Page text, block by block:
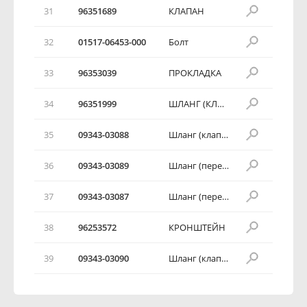
31 96351689 КЛАПАН
32 01517-06453-000 Болт
33 96353039 ПРОКЛАДКА
34 96351999 ШЛАНГ (КЛАПАН-МОДУЛЯТОР)
35 09343-03088 Шланг (клапан - переходник)
36 09343-03089 Шланг (переходник - клапан)
37 09343-03087 Шланг (переходник - модулятор)
38 96253572 КРОНШТЕЙН
39 09343-03090 Шланг (клапан - дроссельная заслонка)